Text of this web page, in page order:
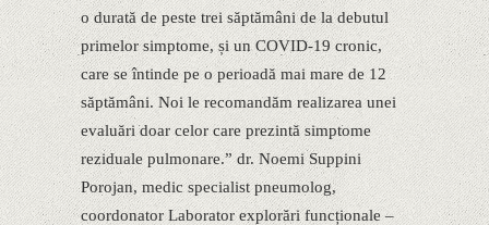
o durată de peste trei săptămâni de la debutul
primelor simptome, și un COVID-19 cronic,
care se întinde pe o perioadă mai mare de 12
săptămâni. Noi le recomandăm realizarea unei
evaluări doar celor care prezintă simptome
reziduale pulmonare.” dr. Noemi Suppini
Porojan, medic specialist pneumolog,
coordonator Laborator explorări funcționale –